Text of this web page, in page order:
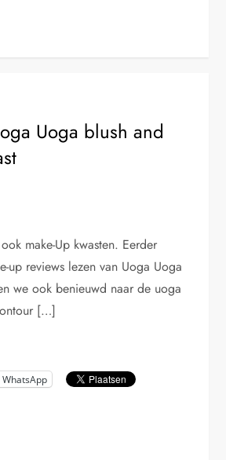
Uoga blush and
make-Up kwasten. Eerder
up reviews lezen van Uoga Uoga
we ook benieuwd naar de uoga
[…]
WhatsApp